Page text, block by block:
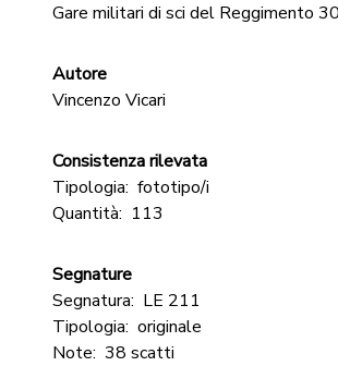
Gare militari di sci del Reggimento
Autore
Vincenzo Vicari
Consistenza rilevata
Tipologia: fototipo/i
Quantità: 113
Segnature
Segnatura: LE 211
Tipologia: originale
Note: 38 scatti